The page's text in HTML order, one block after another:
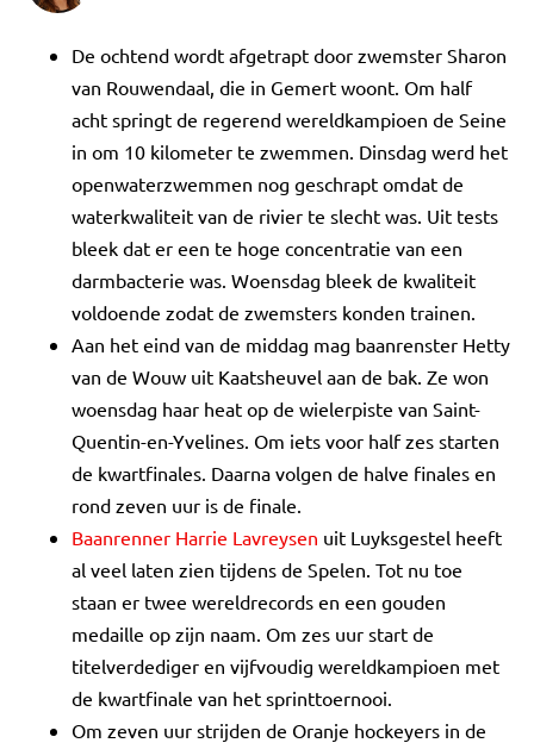
De ochtend wordt afgetrapt door zwemster Sharon
van Rouwendaal, die in Gemert woont. Om half
acht springt de regerend wereldkampioen de Seine
in om 10 kilometer te zwemmen. Dinsdag werd het
openwaterzwemmen nog geschrapt omdat de
waterkwaliteit van de rivier te slecht was. Uit tests
bleek dat er een te hoge concentratie van een
darmbacterie was. Woensdag bleek de kwaliteit
voldoende zodat de zwemsters konden trainen.
Aan het eind van de middag mag baanrenster Hetty
van de Wouw uit Kaatsheuvel aan de bak. Ze won
woensdag haar heat op de wielerpiste van Saint-
Quentin-en-Yvelines. Om iets voor half zes starten
de kwartfinales. Daarna volgen de halve finales en
rond zeven uur is de finale.
Baanrenner Harrie Lavreysen uit Luyksgestel heeft
al veel laten zien tijdens de Spelen. Tot nu toe
staan er twee wereldrecords en een gouden
medaille op zijn naam. Om zes uur start de
titelverdediger en vijfvoudig wereldkampioen met
de kwartfinale van het sprinttoernooi.
Om zeven uur strijden de Oranje hockeyers in de